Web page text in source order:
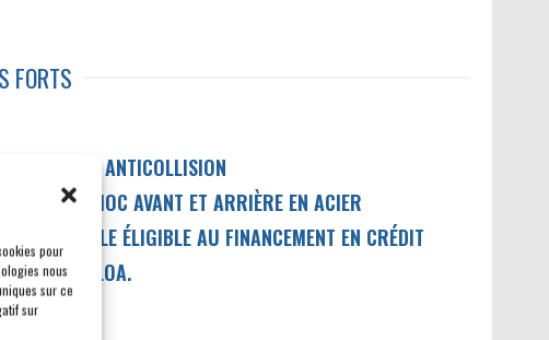
pour
nous
sur ce
sur
FORTS
ALERTE ANTICOLLISION
PARECHOC AVANT ET ARRIÈRE EN ACIER
VÉHICULE ÉLIGIBLE AU FINANCEMENT EN CRÉDIT
BAIL / LOA.